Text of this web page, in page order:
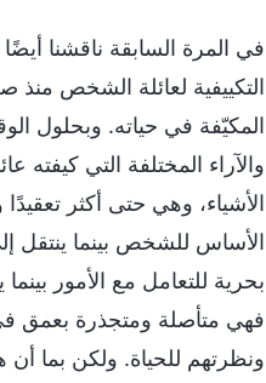
في المرة السابقة ناقشنا
التكييفية لعائلة الشخص منذ
المكيّفة في حياته. وبحلول
والآراء المختلفة التي
الأشياء، وهي حتى أكثر تعقيدًا
الأساس للشخص بينما ينتقل
بحرية للتعامل مع الأمور
فهي متأصلة ومتجذرة بعمق
ونظرتهم للحياة. ولكن بما أن